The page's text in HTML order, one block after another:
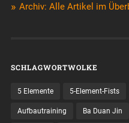
Archiv: Alle Artikel im
SCHLAGWORTWOLKE
5 Elemente 5-Element-Fists
Aufbautraining Ba Duan Jin